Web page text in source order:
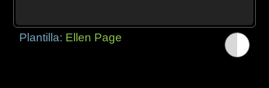
Plantilla: Ellen Page